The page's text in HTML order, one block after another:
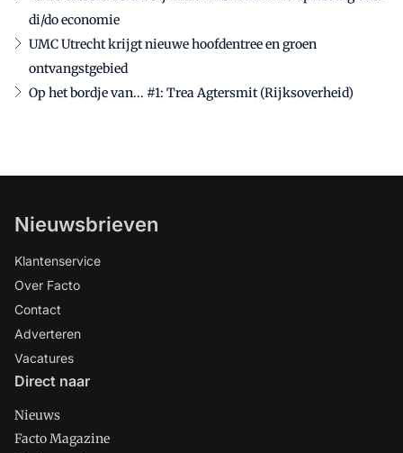
di/do economie
UMC Utrecht krijgt nieuwe hoofdentree en groen
ontvangstgebied
Op het bordje van... #1: Trea Agtersmit (Rijksoverheid)
Nieuwsbrieven
Klantenservice
Over Facto
Contact
Adverteren
Vacatures
Direct naar
Nieuws
Facto Magazine